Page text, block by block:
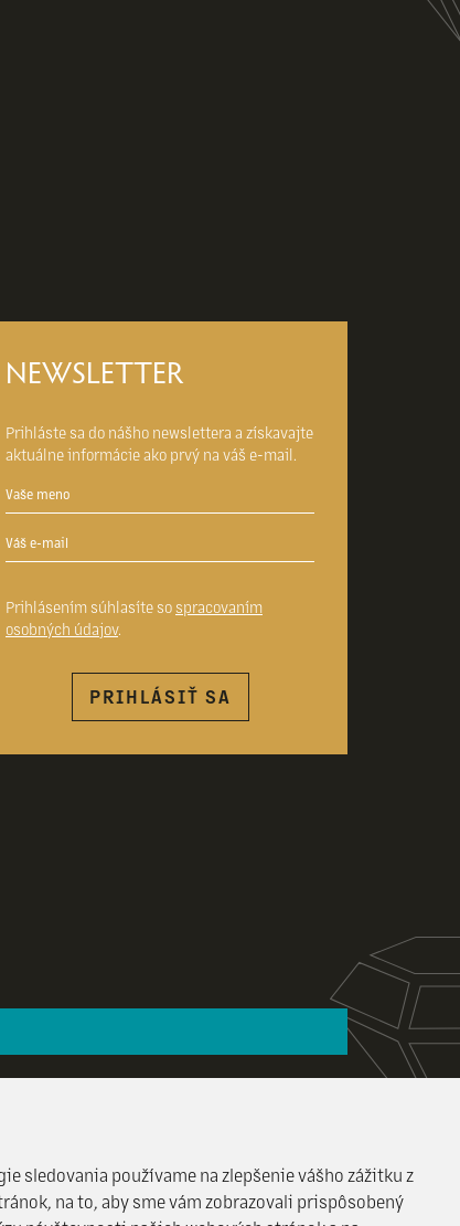
sledovania používame na zlepšenie vášho zážitku z
na to, aby sme vám zobrazovali prispôsobený
NEWSLETTER
Prihláste sa do nášho newslettera a získavajte
aktuálne informácie ako prvý na váš e-mail.
Prihlásením súhlasíte so spracovaním
osobných údajov.
PRIHLÁSIŤ SA